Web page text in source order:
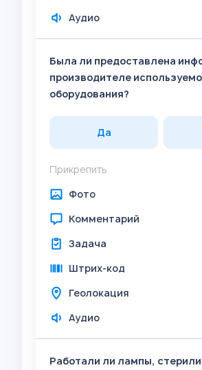
Аудио
Была ли предоставлена
производителе
оборудования?
Да
Прикрепить
Фото
Комментарий
Задача
Штрих-код
Геолокация
Аудио
Работали ли лампы,